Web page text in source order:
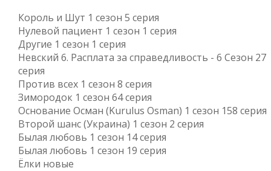
Король и Шут 1 сезон 5 серия
Нулевой пациент 1 сезон 1 серия
Другие 1 сезон 1 серия
Невский 6. Расплата за справедливость - 6 Сезон 27
серия
Против всех 1 сезон 8 серия
Зимородок 1 сезон 64 серия
Основание Осман (Kurulus Osman) 1 сезон 158 серия
Второй шанс (Украина) 1 сезон 2 серия
Былая любовь 1 сезон 14 серия
Былая любовь 1 сезон 19 серия
Ёлки новые